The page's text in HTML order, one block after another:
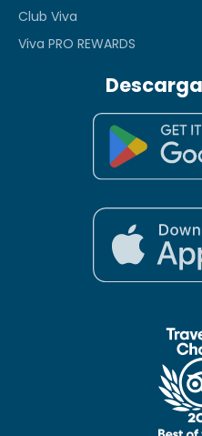
Club Viva
Viva PRO REWARDS